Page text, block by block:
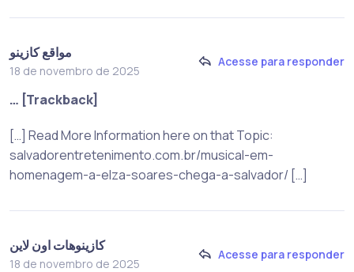
مواقع كازينو
18 de novembro de 2025
Acesse para responder
… [Trackback]
[…] Read More Information here on that Topic:
salvadorentretenimento.com.br/musical-em-
homenagem-a-elza-soares-chega-a-salvador/ […]
كازينوهات اون لاين
18 de novembro de 2025
Acesse para responder